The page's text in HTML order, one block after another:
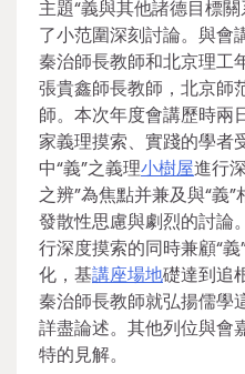
主題“義與其他諸德目標
了小范圍深刻討論。與會
秦治師長教師和北京理工
張貴鑫師長教師，北京師
師。本次年度會講歷時兩
家義理摸索、實踐的學者
中“義”之義理小樹屋進行
之辨”為焦點并兼及與“義
發散性思慮與劇烈的討論
行深度摸索的同時兼顧“
化，基講座場地礎達到追
秦治師長教師就弘揚儒學
詳盡論述。其他列位與會
特的見解。